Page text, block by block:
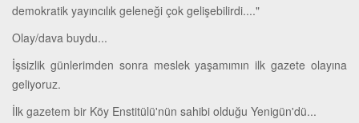
demokratik yayıncılık geleneği çok gelişebilirdi...."
Olay/dava buydu...
İşsizlik günlerimden sonra meslek yaşamımın ilk gazete olayına
geliyoruz.
İlk gazetem bir Köy Enstitülü'nün sahibi olduğu Yenigün'dü...